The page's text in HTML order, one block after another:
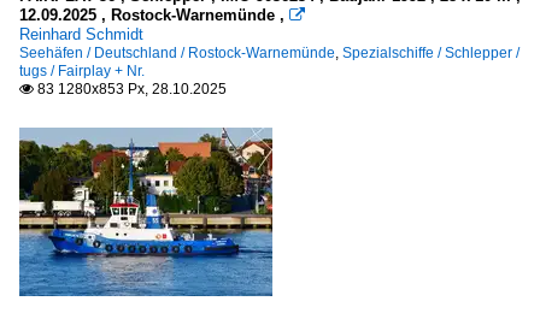
12.09.2025 , Rostock-Warnemünde , 
Reinhard Schmidt
Seehäfen / Deutschland / Rostock-Warnemünde, Spezialschiffe / Schlepper /
tugs / Fairplay + Nr.
 83 1280x853 Px, 28.10.2025